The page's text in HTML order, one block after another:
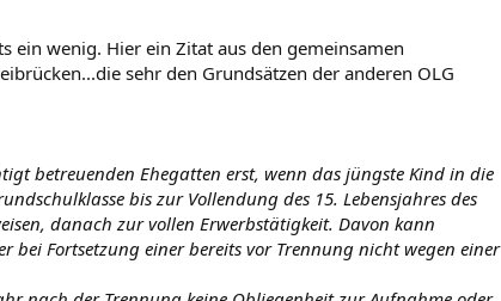
ein wenig. Hier ein Zitat aus den gemeinsamen
sehr den Grundsätzen der anderen OLG
betreuenden Ehegatten erst, wenn das jüngste Kind in die
bis zur Vollendung des 15. Lebensjahres des
danach zur vollen Erwerbstätigkeit. Davon kann
bei Fortsetzung einer bereits vor Trennung nicht wegen einer